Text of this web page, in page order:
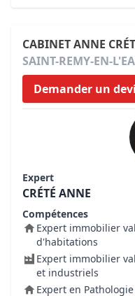
CABINET ANNE
SAINT-REMY-EN-
Demander un
Expert
CRÉTÉ ANNE
Compétences
Expert immobilier
d'habitations
Expert immobilier
et industriels
Expert en